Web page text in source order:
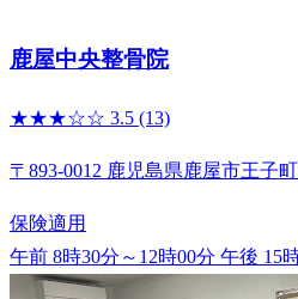
鹿屋中央整骨院
★★★☆☆ 3.5 (13)
〒893-0012 鹿児島県鹿屋市王子
保険適用
午前 8時30分～12時00分 午後 15